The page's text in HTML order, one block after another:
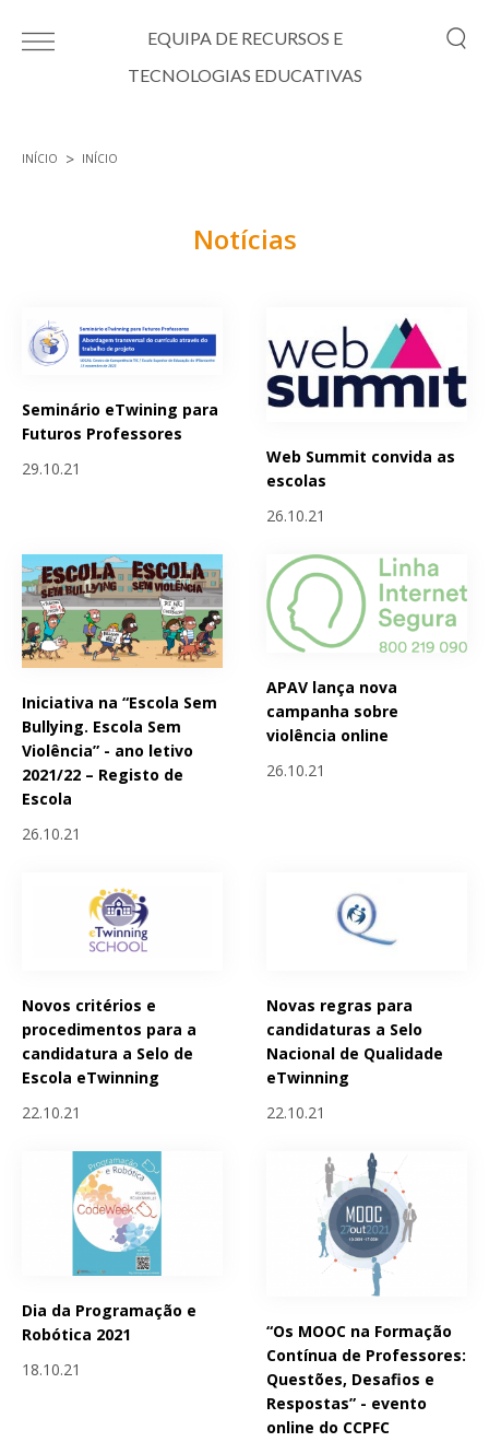
EQUIPA DE RECURSOS E
TECNOLOGIAS EDUCATIVAS
INÍCIO INÍCIO
Notícias
Seminário eTwining para
Futuros Professores
29.10.21
Web Summit convida as
escolas
26.10.21
Iniciativa na “Escola Sem
Bullying. Escola Sem
Violência” - ano letivo
2021/22 – Registo de
Escola
26.10.21
APAV lança nova
campanha sobre
violência online
26.10.21
Novos critérios e
procedimentos para a
candidatura a Selo de
Escola eTwinning
22.10.21
Novas regras para
candidaturas a Selo
Nacional de Qualidade
eTwinning
22.10.21
Dia da Programação e
Robótica 2021
18.10.21
“Os MOOC na Formação
Contínua de Professores:
Questões, Desafios e
Respostas” - evento
online do CCPFC
Páginas